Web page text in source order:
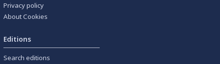
Privacy policy
About Cookies
Editions
Search editions